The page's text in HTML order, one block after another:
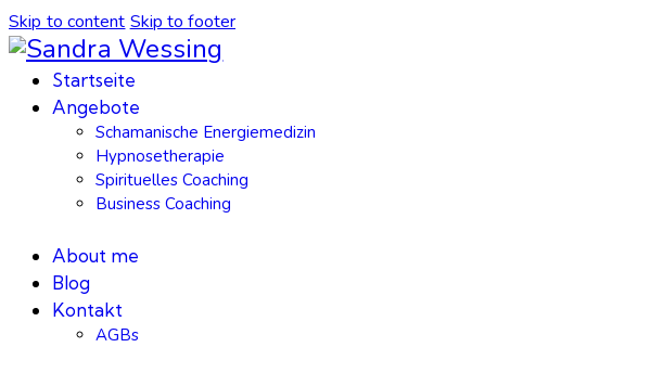
Skip to content Skip to footer
Startseite
Angebote
Schamanische Energiemedizin
Hypnosetherapie
Spirituelles Coaching
Business Coaching
About me
Blog
Kontakt
AGBs